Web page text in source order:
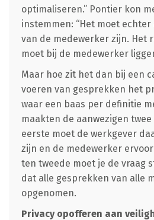
optimaliseren.” Pontier kon
instemmen: “Het moet
van de medewerker zijn. Het
moet bij de medewerker
Maar hoe zit het dan bij een
voeren van gesprekken het
waar een baas per definitie
maakten de aanwezigen
eerste moet de werkgever
zijn en de medewerker
ten tweede moet je de vraag
dat alle gesprekken van alle
opgenomen.
Privacy opofferen aan